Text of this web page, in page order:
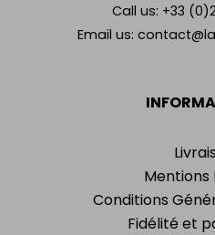
Mentions
Conditions
Fidélité et
Call us: +33
Email us: